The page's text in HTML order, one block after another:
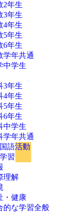
2年生
3年生
4年生
5年生
6年生
学年共通
中学生
3年生
4年生
5年生
6年生
中学生
学年共通
語活動
習
理解
・健康
的な学習全般